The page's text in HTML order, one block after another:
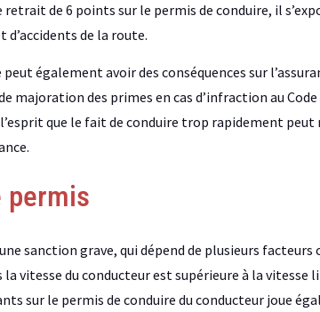
retrait de 6 points sur le permis de conduire, il
de la route.
également avoir des conséquences sur
majoration des primes en cas d’infraction au
l’esprit que le fait de conduire trop rapidement
permis
sanction grave, qui dépend de plusieurs facteurs
la vitesse du conducteur est supérieure à la
sur le permis de conduire du conducteur joue